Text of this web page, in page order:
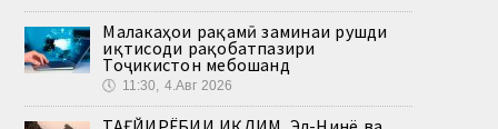
Малакаҳои рақамӣ заминаи рушди
иқтисоди рақобатпазири
Тоҷикистон мебошанд
🕔 11:30, 4.Авг 2026